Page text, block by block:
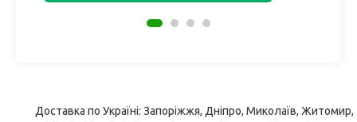
Доставка по Україні: Запоріжжя, Дніпро, Миколаїв, Житомир,